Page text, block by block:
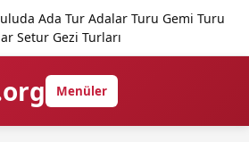
Ada Tur Adalar Turu Gemi Turu
Setur Gezi Turları
Menüler